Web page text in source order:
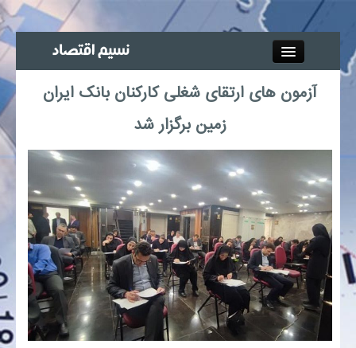
جذب خبرنگار
آگهی استخدام
پیوند‌ها
اجتماعی
صنعت معدن و تجارت
آزمون های ارتقای شغلی کارکنان بانک ایران
زمین برگزار شد